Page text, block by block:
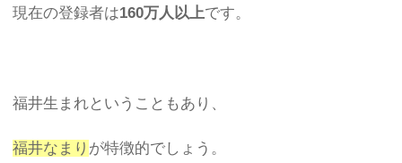
現在の登録者は160万人以上です。
福井生まれということもあり、
福井なまり が特徴的でしょう。